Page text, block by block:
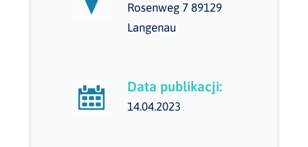
Rosenweg 7 89129
Langenau
Data publikacji:
14.04.2023